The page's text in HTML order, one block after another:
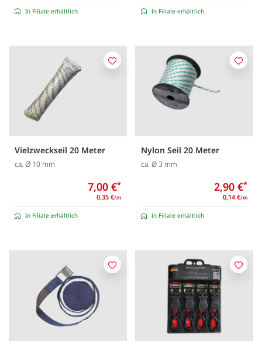
In Filiale erhältlich In Filiale erhältlich
Vielzweckseil 20 Meter
ca. Ø 10 mm
7,00 €*
0,35 €/m
In Filiale erhältlich
Merken
Nylon Seil 20 Meter
ca. Ø 3 mm
2,90 €*
0,14 €/m
In Filiale erhältlich
Merken